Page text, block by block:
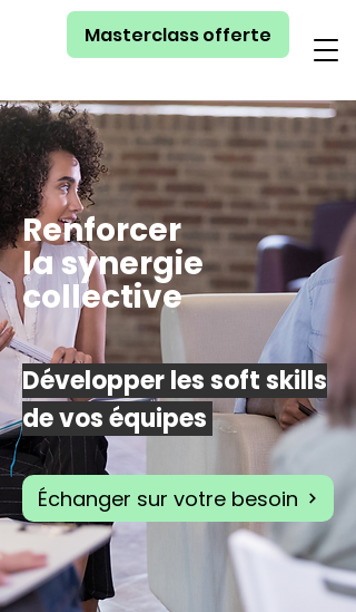
Masterclass offerte
Renforcer
la synergie
collective
Développer les soft skills
de vos équipes
Échanger sur votre besoin